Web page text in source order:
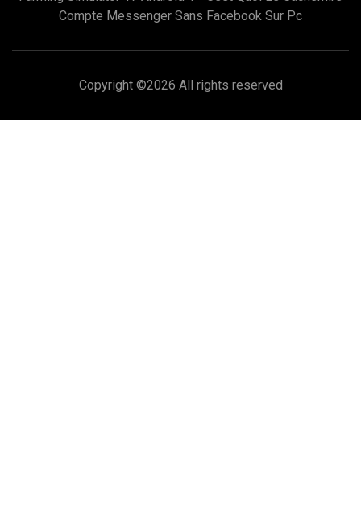
Compte Messenger Sans Facebook Sur Pc
Copyright ©2026 All rights reserved